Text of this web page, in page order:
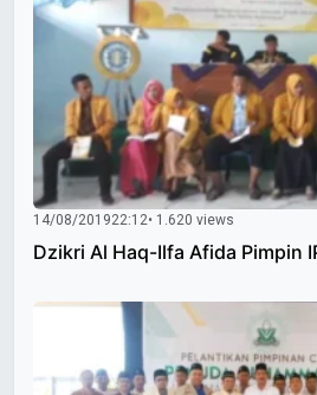
14/08/201922:12• 1.620 views
Dzikri Al Haq-Ilfa Afida Pimpin